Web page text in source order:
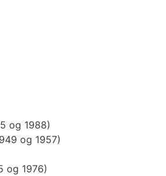
og 1988)
og 1957)
og 1976)